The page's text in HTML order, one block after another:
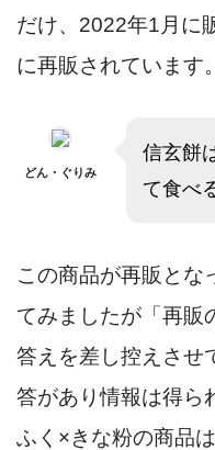
だけ、2022年1月に
に再販されています。
どん・ぐりみ
信玄餅
て食べ
この商品が再販とな
てみましたが「再販
答えを差し控えさせ
答があり情報は得ら
ふく×きな粉の商品